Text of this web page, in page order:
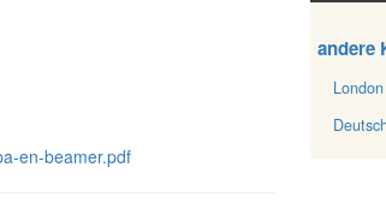
en-beamer.pdf
andere